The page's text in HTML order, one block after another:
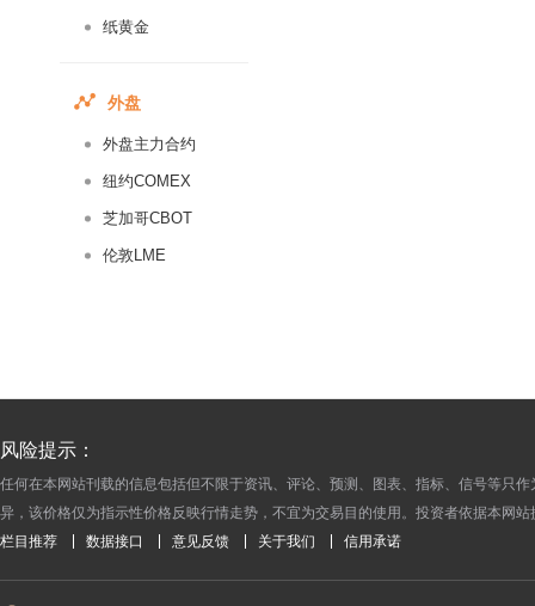
纸黄金
外盘
外盘主力合约
纽约COMEX
芝加哥CBOT
伦敦LME
2017-11-02
2017-10-31
2017-10-30
2017-10-29
2017-10-28
风险提示：
任何在本网站刊载的信息包括但不限于资讯、评论、预测、图表、指标、信号等只
异，该价格仅为指示性价格反映行情走势，不宜为交易目的使用。投资者依据本网
栏目推荐 数据接口 意见反馈 关于我们 信用承诺